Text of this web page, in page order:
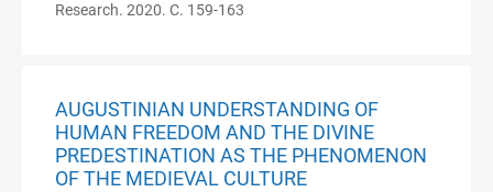
Research. 2020. С. 159-163
AUGUSTINIAN UNDERSTANDING OF
HUMAN FREEDOM AND THE DIVINE
PREDESTINATION AS THE PHENOMENON
OF THE MEDIEVAL CULTURE